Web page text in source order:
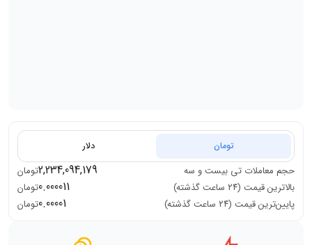
تومان دلار
حجم معاملات تی بیست و سه 2,234,094,179تومان
بالاترین قیمت (۲۴ ساعت گذشته)
0.000011تومان
پایین‌ترین قیمت (۲۴ ساعت گذشته)
0.00001تومان